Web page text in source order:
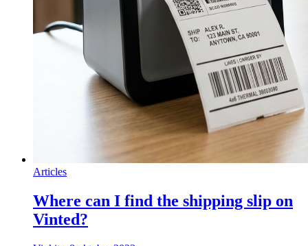
Articles
Where can I find the shipping slip on
Vinted?